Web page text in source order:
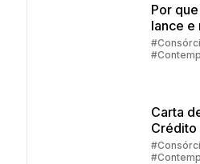
Por
lance e
no
Carta
Crédito